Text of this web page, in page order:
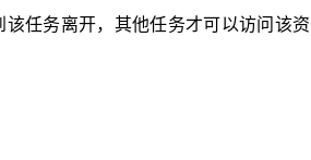
任务离开，其他任务才可以访问该资